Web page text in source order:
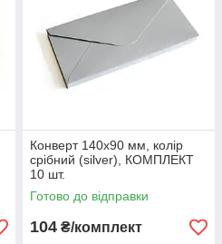
Конверт 140x90 мм, колір
срібний (silver), КОМПЛЕКТ
10 шт.
Готово до відправки
104 ₴/комплект